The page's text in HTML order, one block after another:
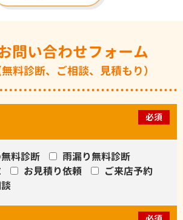
問い合わせフォーム
無料診断、ご相談、見積もり）
必須
料診断
雨漏り無料診断
お見積り依頼
ご来店予約